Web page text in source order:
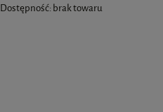
Dostępność: brak towaru